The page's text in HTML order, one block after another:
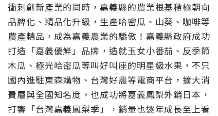
衝刺創新產業的同時，嘉義縣的農業根基積極朝向
品牌化、精品化升級，生產哈密瓜、山葵、咖啡等
農產精品，成為嘉義農業的驕傲！嘉義縣政府成功
打造「嘉義優鮮」品牌，造就玉女小番茄、反季節
木瓜、極光哈密瓜等叫好叫座的明星級水果，不只
國內進駐東森購物、台灣好農等電商平台，擴大消
費層與全國知名度，也成功將嘉義鳳梨外銷日本，
打響「台灣嘉義鳳梨季」，銷量也逐年成長至上看